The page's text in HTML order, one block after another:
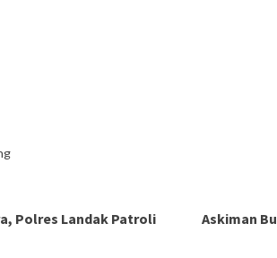
Polres Landak Patroli
Askiman